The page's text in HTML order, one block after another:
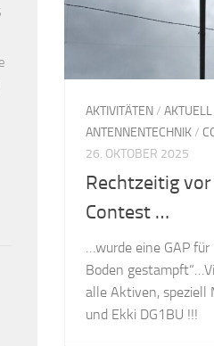
AKTIVITÄTEN/ AKTUELL
ANTENNENTECHNIK/
26. OKTOBER 2025
Rechtzeitig
Contest …
…wurde eine GAP für
Boden
alle Aktiven, speziell
und Ekki DG1BU !!!